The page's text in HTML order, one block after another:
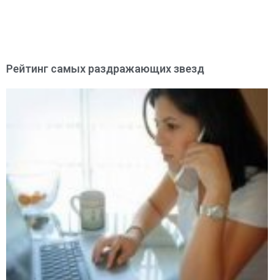
Рейтинг самых раздражающих звезд